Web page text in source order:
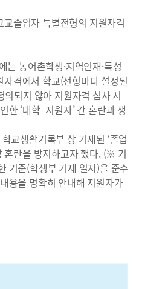
교졸업자 특별전형의 지원자격
농어촌학생·지역인재·특성
격에서 학교(전형마다 설정된
의되지 않아 지원자격 심사 시
한 ‘대학–지원자’ 간 혼란과 쟁
교생활기록부 상 기재된 ‘졸업
혼란을 방지하고자 했다. (※ 기
기준(학생부 기재 일자)을 준수
용을 명확히 안내해 지원자가